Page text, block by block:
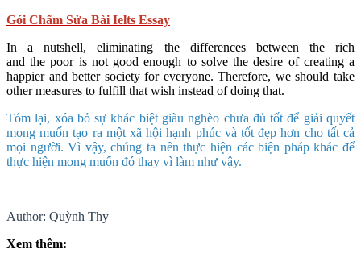
Gói Chấm Sửa Bài Ielts Essay
In a nutshell, eliminating the differences between the rich
and the poor is not good enough to solve the desire of creating a
happier and better society for everyone. Therefore, we should take
other measures to fulfill that wish instead of doing that.
Tóm lại, xóa bỏ sự khác biệt giàu nghèo chưa đủ tốt để giải quyết
mong muốn tạo ra một xã hội hạnh phúc và tốt đẹp hơn cho tất cả
mọi người. Vì vậy, chúng ta nên thực hiện các biện pháp khác để
thực hiện mong muốn đó thay vì làm như vậy.
Author: Quỳnh Thy
Xem thêm: